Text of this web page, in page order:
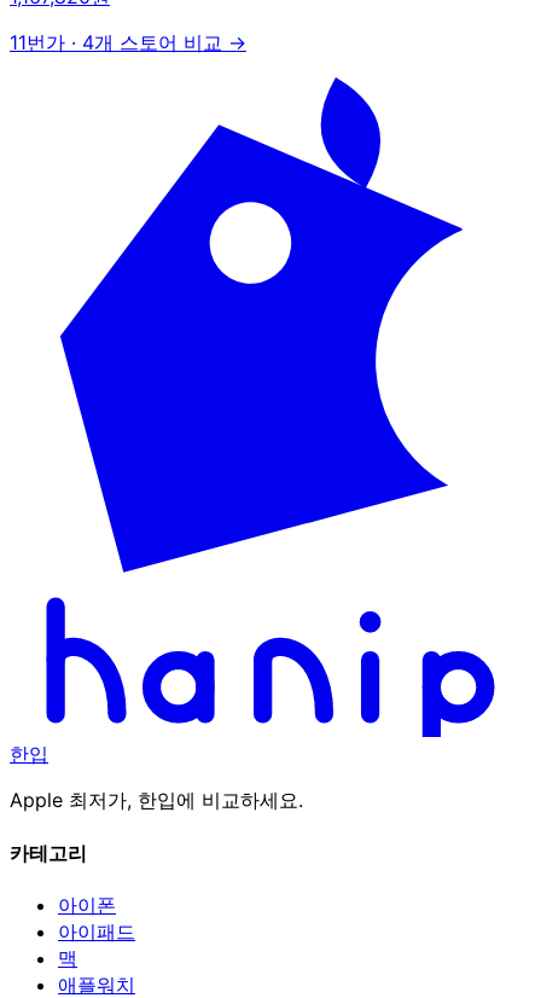
11번가 · 4개 스토어 비교 →
한입
Apple 최저가, 한입에 비교하세요.
카테고리
아이폰
아이패드
맥
애플워치